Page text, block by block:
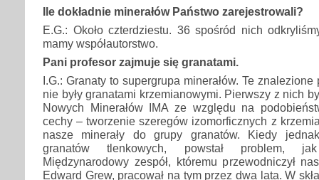
Ile dokładnie minerałów Państwo zarejestrowali?
E.G.: Około czterdziestu. 36 spośród nich
mamy współautorstwo.
Pani profesor zajmuje się granatami.
I.G.: Granaty to supergrupa minerałów. Te
nie były granatami krzemianowymi. Pierwszy z nich
Nowych Minerałów IMA ze względu na
cechy – tworzenie szeregów izomorficznych z
nasze minerały do grupy granatów. Kiedy
granatów tlenkowych, powstał problem,
Międzynarodowy zespół, któremu przewodniczył
Edward Grew, pracował na tym przez dwa lata. W